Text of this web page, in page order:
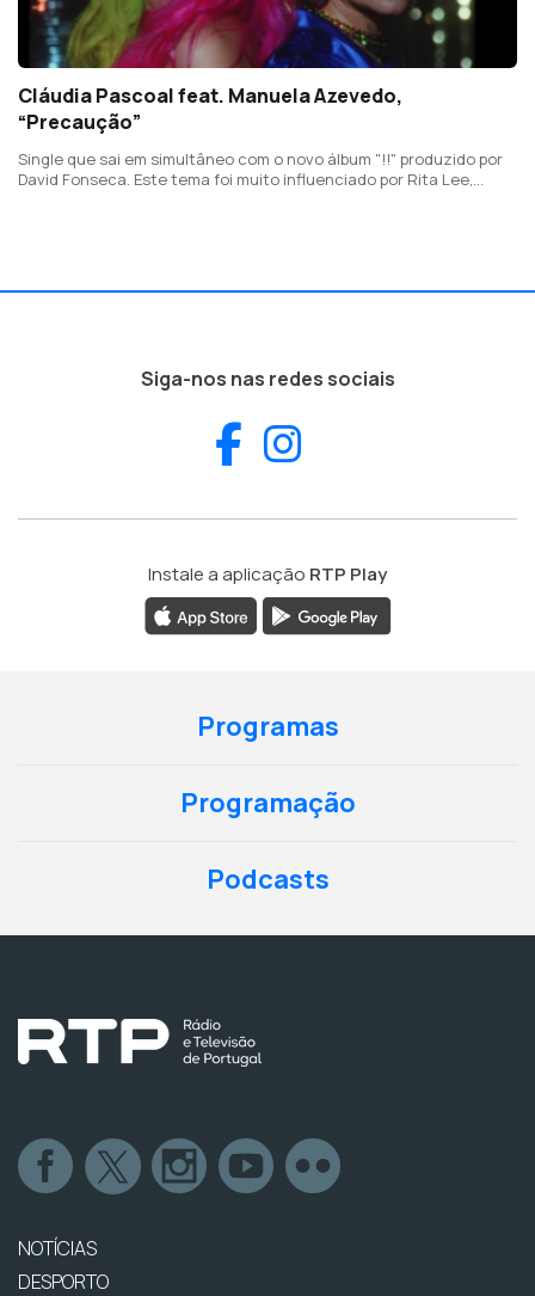
Cláudia Pascoal feat. Manuela Azevedo,
“Precaução”
Single que sai em simultâneo com o novo álbum "!!" produzido por
David Fonseca. Este tema foi muito influenciado por Rita Lee,
Siga-nos nas redes sociais
Facebook
Instale a aplicação RTP Play
Programas
Programação
Podcasts
NOTÍCIAS
DESPORTO